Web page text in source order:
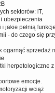
sektorów: IT,
ubezpieczenia
i jakie pełnią funkcje
- do czego się
ogarnąć sprzedaż
herpetologiczne z
emocje.
wciąż